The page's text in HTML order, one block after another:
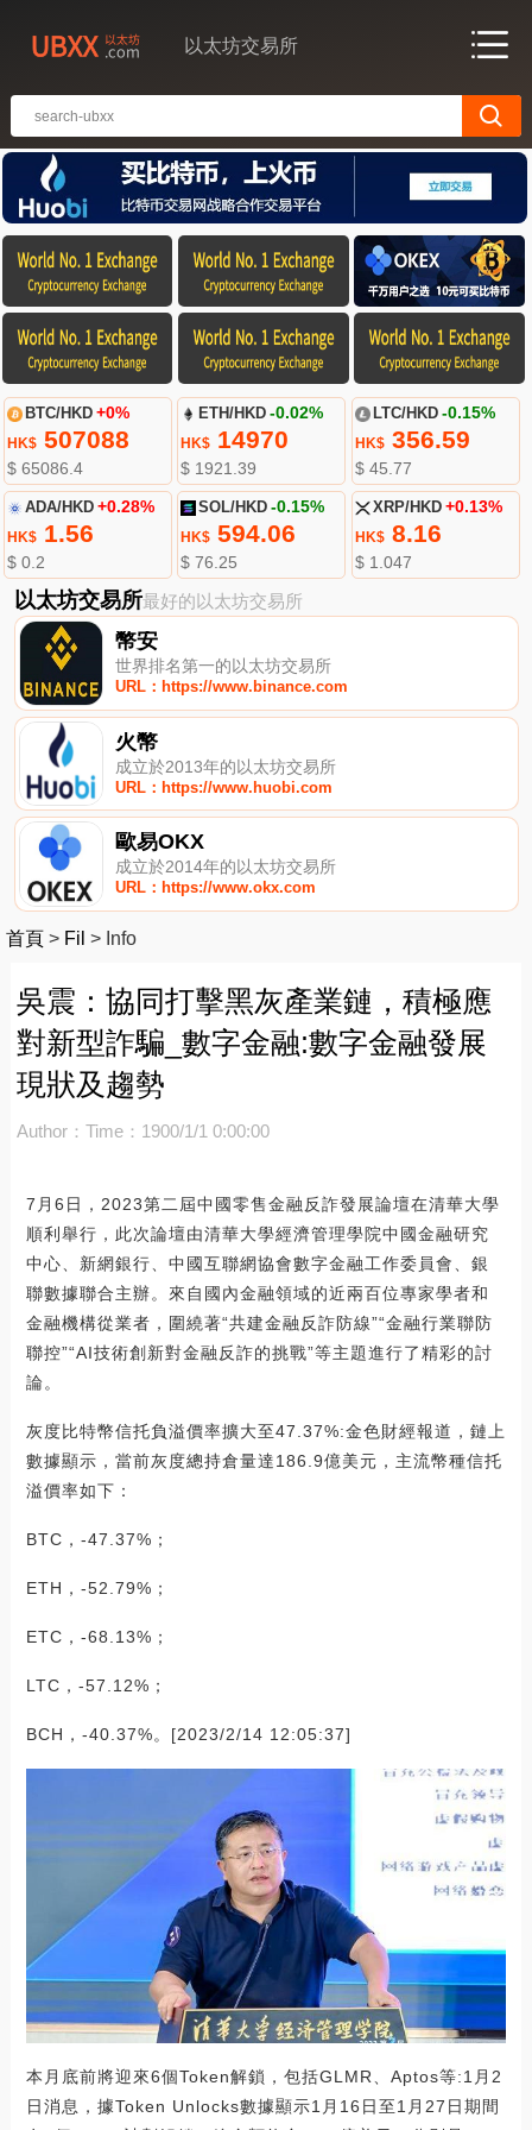
以太坊交易所
BTC/HKD +0%
HK$507088
$ 65086.4
ETH/HKD -0.02%
HK$ 14970
$ 1921.39
LTC/HKD -0.15%
HK$356.59
$ 45.77
ADA/HKD +0.28%
HK$1.56
$ 0.2
SOL/HKD -0.15%
HK$ 594.06
$ 76.25
XRP/HKD +0.13%
HK$8.16
$ 1.047
以太坊交易所最好的以太坊交易所
幣安
世界排名第一的以太坊交易所
URL：https://www.binance.com
火幣
成立於2013年的以太坊交易所
URL：https://www.huobi.com
歐易OKX
成立於2014年的以太坊交易所
URL：https://www.okx.com
首頁 > Fil > Info
吳震：協同打擊黑灰產業鏈，積極應
對新型詐騙_數字金融:數字金融發展
現狀及趨勢
Author： Time：1900/1/1 0:00:00
7月6日，2023第二屆中國零售金融反詐發展論壇在清華大學
順利舉行，此次論壇由清華大學經濟管理學院中國金融研究
中心、新網銀行、中國互聯網協會數字金融工作委員會、銀
聯數據聯合主辦。來自國內金融領域的近兩百位專家學者和
金融機構從業者，圍繞著“共建金融反詐防線”“金融行業聯防
聯控”“AI技術創新對金融反詐的挑戰”等主題進行了精彩的討
論。
灰度比特幣信托負溢價率擴大至47.37%:金色財經報道，鏈上
數據顯示，當前灰度總持倉量達186.9億美元，主流幣種信托
溢價率如下：
BTC，-47.37%；
ETH，-52.79%；
ETC，-68.13%；
LTC，-57.12%；
BCH，-40.37%。[2023/2/14 12:05:37]
本月底前將迎來6個Token解鎖，包括GLMR、Aptos等:1月2
日消息，據Token Unlocks數據顯示1月16日至1月27日期間